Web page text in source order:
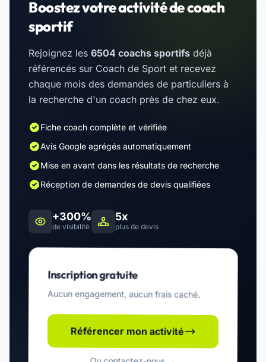
Boostez votre activité de coach
sportif
Rejoignez les 6504 coachs sportifs déjà
référencés sur Coach de Sport et recevez
chaque mois des demandes de particuliers à
la recherche d'un coach près de chez eux.
Fiche coach complète et vérifiée
Avis Google agrégés automatiquement
Mise en avant dans les résultats de recherche
Réception de demandes de devis qualifiées
+300%
de visibilité
5x
plus de devis
Inscription gratuite
Aucun engagement, aucun frais caché.
Référencer mon activité